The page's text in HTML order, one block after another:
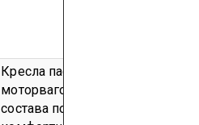
Кресла пассажирские
моторвагонного подвижного
состава повышенной